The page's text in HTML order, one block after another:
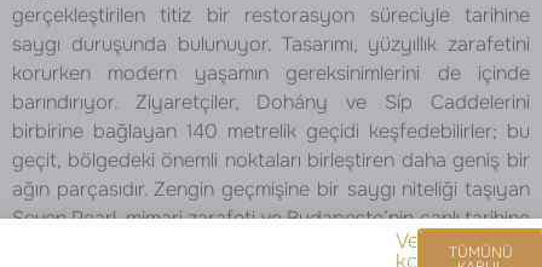
gerçekleştirilen titiz bir restorasyon süreciyle tarihine
saygı duruşunda bulunuyor. Tasarımı, yüzyıllık zarafetini
korurken modern yaşamın gereksinimlerini de içinde
barındırıyor. Ziyaretçiler, Dohány ve Síp Caddelerini
birbirine bağlayan 140 metrelik geçidi keşfedebilirler; bu
geçit, bölgedeki önemli noktaları birleştiren daha geniş bir
ağın parçasıdır. Zengin geçmişine bir saygı niteliği taşıyan
Seven Pearl, mimari zarafeti ve Budapeşte’nin canlı tarihine
olan derin bağlarıyla hayranlık uyandırmaya devam ediyor.
Veri
korumasını
TÜMÜNÜ